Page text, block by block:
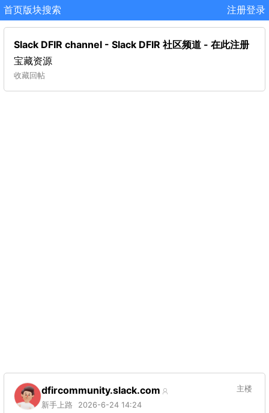
首页版块搜索 注册登录
Slack DFIR channel - Slack DFIR 社区频道 - 在此注册
宝藏资源
收藏回帖
dfircommunity.slack.com
新手上路 2026-6-24 14:24
主楼